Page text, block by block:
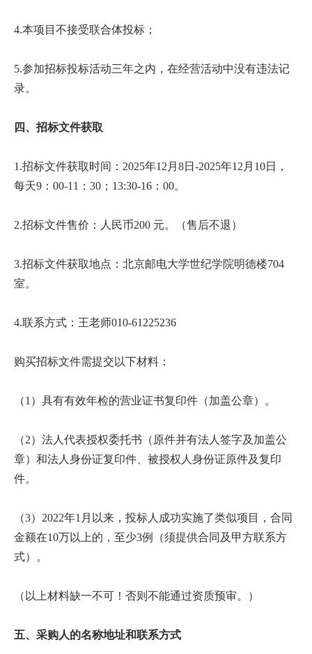
培
养
本
招
业
信
息
人
聘
飘
4.本项目不接受联合体投标；
5.参加招标投标活动三年之内，在经营活动中没有违法记
录。
四、招标文件获取
1.招标文件获取时间：2025年12月8日-2025年12月10日，
每天9：00-11：30；13:30-16：00。
2.招标文件售价：人民币200 元。（售后不退）
3.招标文件获取地点：北京邮电大学世纪学院明德楼704
室。
4.联系方式：王老师010-61225236
购买招标文件需提交以下材料：
（1）具有有效年检的营业证书复印件（加盖公章）。
（2）法人代表授权委托书（原件并有法人签字及加盖公
章）和法人身份证复印件、被授权人身份证原件及复印
件。
（3）2022年1月以来，投标人成功实施了类似项目，合同
金额在10万以上的，至少3例（须提供合同及甲方联系方
式）。
（以上材料缺一不可！否则不能通过资质预审。）
五、采购人的名称地址和联系方式